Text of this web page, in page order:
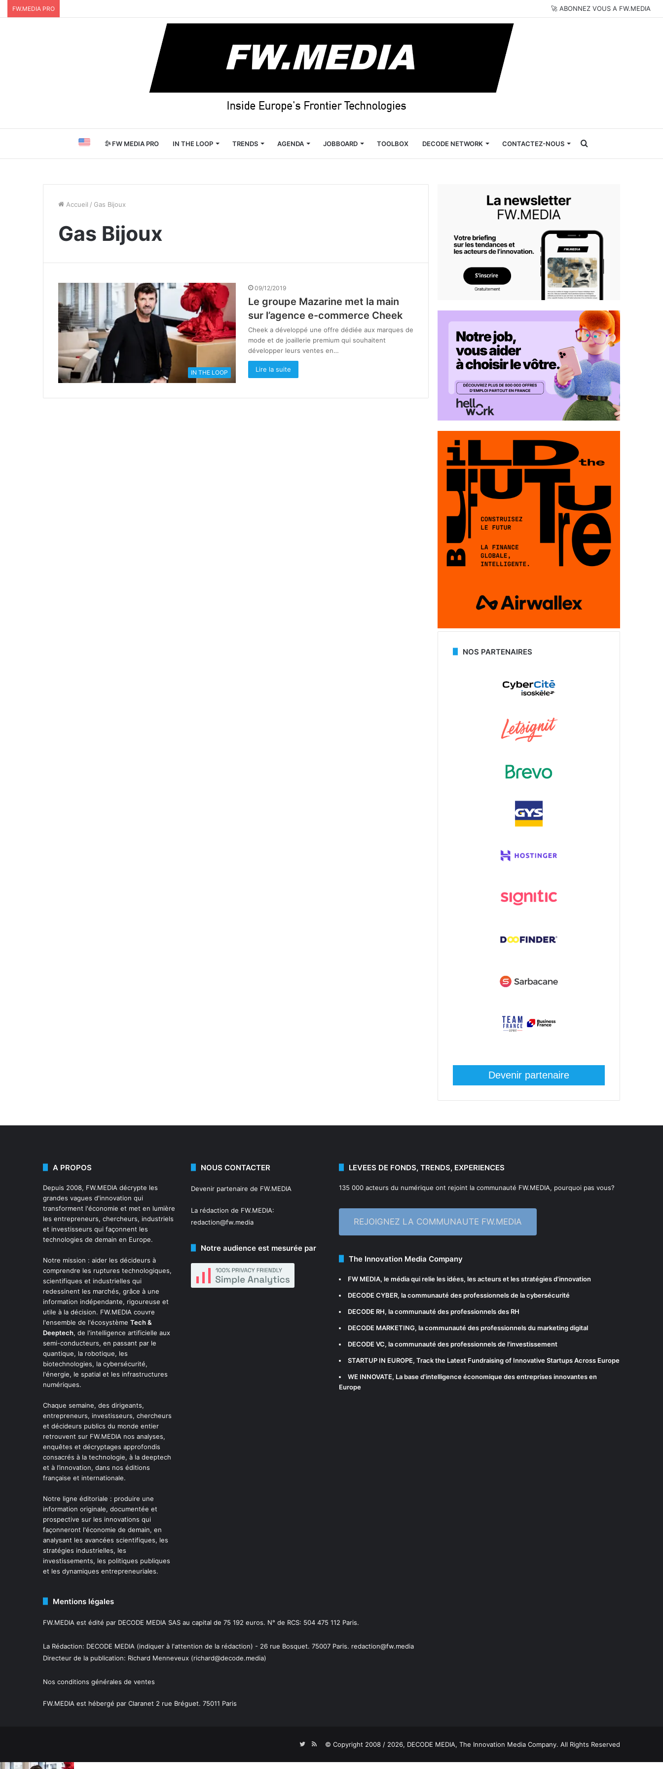
FW.MEDIA PRO 🚀 ABONNEZ VOUS A FW.MEDIA
FW MEDIA PRO IN THE LOOP TRENDS AGENDA JOBBOARD TOOLBOX DECODE NETWORK CONTACTEZ-NOUS Rechercher
Accueil / Gas Bijoux
Gas Bijoux
IN THE LOOP
09/12/2019
Le groupe Mazarine met la main
sur l’agence e-commerce Cheek
Cheek a développé une offre dédiée aux marques de
mode et de joaillerie premium qui souhaitent
développer leurs ventes en…
Lire la suite
NOS PARTENAIRES
Devenir partenaire
A PROPOS
Depuis 2008, FW.MEDIA décrypte les
grandes vagues d'innovation qui
transforment l'économie et met en lumière
les entrepreneurs, chercheurs, industriels
et investisseurs qui façonnent les
technologies de demain en Europe.
Notre mission : aider les décideurs à
comprendre les ruptures technologiques,
scientifiques et industrielles qui
redessinent les marchés, grâce à une
information indépendante, rigoureuse et
utile à la décision. FW.MEDIA couvre
l'ensemble de l'écosystème Tech &
Deeptech, de l'intelligence artificielle aux
semi-conducteurs, en passant par le
quantique, la robotique, les
biotechnologies, la cybersécurité,
l'énergie, le spatial et les infrastructures
numériques.
Chaque semaine, des dirigeants,
entrepreneurs, investisseurs, chercheurs
et décideurs publics du monde entier
retrouvent sur FW.MEDIA nos analyses,
enquêtes et décryptages approfondis
consacrés à la technologie, à la deeptech
et à l’innovation, dans nos éditions
française et internationale.
Notre ligne éditoriale : produire une
information originale, documentée et
prospective sur les innovations qui
façonneront l'économie de demain, en
analysant les avancées scientifiques, les
stratégies industrielles, les
investissements, les politiques publiques
et les dynamiques entrepreneuriales.
NOUS CONTACTER
Devenir partenaire de FW.MEDIA
La rédaction de FW.MEDIA:
redaction@fw.media
Notre audience est mesurée par
LEVEES DE FONDS, TRENDS, EXPERIENCES
135 000 acteurs du numérique ont rejoint la communauté FW.MEDIA, pourquoi pas vous?
REJOIGNEZ LA COMMUNAUTE FW.MEDIA
The Innovation Media Company
FW MEDIA, le média qui relie les idées, les acteurs et les stratégies d'innovation
DECODE CYBER, la communauté des professionnels de la cybersécurité
DECODE RH, la communauté des professionnels des RH
DECODE MARKETING, la communauté des professionnels du marketing digital
DECODE VC, la communauté des professionnels de l'investissement
STARTUP IN EUROPE, Track the Latest Fundraising of Innovative Startups Across Europe
WE INNOVATE, La base d'intelligence économique des entreprises innovantes en
Europe
Mentions légales
FW.MEDIA est édité par DECODE MEDIA SAS au capital de 75 192 euros. N° de RCS: 504 475 112 Paris.
La Rédaction: DECODE MEDIA (indiquer à l'attention de la rédaction) - 26 rue Bosquet. 75007 Paris. redaction@fw.media
Directeur de la publication: Richard Menneveux (richard@decode.media)
Nos conditions générales de ventes
FW.MEDIA est hébergé par Claranet 2 rue Bréguet. 75011 Paris
© Copyright 2008 / 2026, DECODE MEDIA, The Innovation Media Company. All Rights Reserved
Twitter
RSS